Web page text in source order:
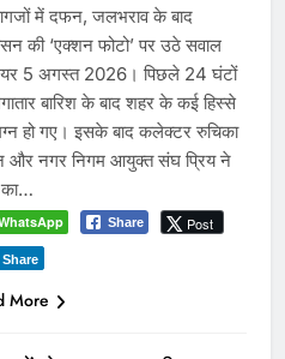
3 days
0 1 mins
दोबारा खोलने वालों पर FIR के
क्षेत्रों में अवैध भू-उपयोग पर
भोपाल के अवैध निर्माण और भू-
मामले में 5 अगस्त को होगी अहम
नई दिल्ली। देशभर में आवासीय
पर अवैध निर्माण, नियमों के विपरीत भू-
और प्रशासनिक उदासीनता को लेकर
WhatsApp